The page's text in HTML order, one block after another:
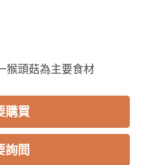
猴頭菇為主要食材
購買
詢問